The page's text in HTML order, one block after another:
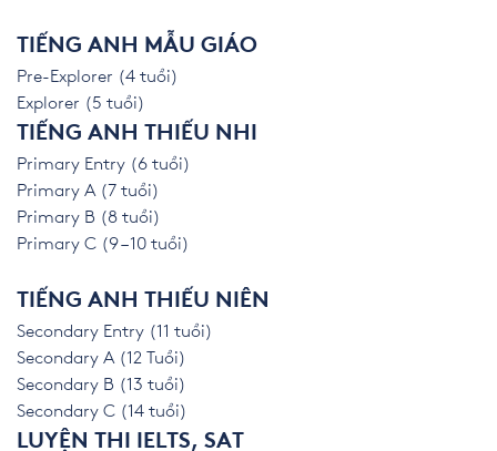
TIẾNG ANH MẪU GIÁO
Pre-Explorer (4 tuổi)
Explorer (5 tuổi)
TIẾNG ANH THIẾU NHI
Primary Entry (6 tuổi)
Primary A (7 tuổi)
Primary B (8 tuổi)
Primary C (9 – 10 tuổi)
TIẾNG ANH THIẾU NIÊN
Secondary Entry (11 tuổi)
Secondary A (12 Tuổi)
Secondary B (13 tuổi)
Secondary C (14 tuổi)
LUYỆN THI IELTS, SAT